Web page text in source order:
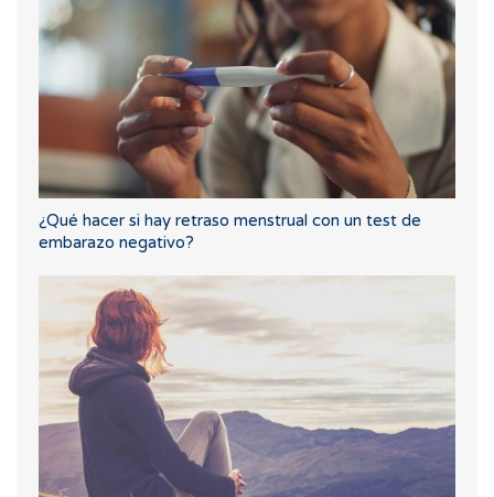
¿Qué hacer si hay retraso menstrual con un test de
embarazo negativo?